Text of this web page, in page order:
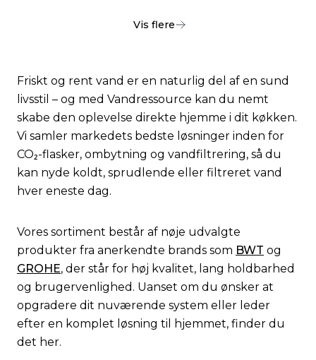
Vis flere
Friskt og rent vand er en naturlig del af en sund
livsstil – og med Vandressource kan du nemt
skabe den oplevelse direkte hjemme i dit køkken.
Vi samler markedets bedste løsninger inden for
CO₂-flasker, ombytning og vandfiltrering, så du
kan nyde koldt, sprudlende eller filtreret vand
hver eneste dag.
Vores sortiment består af nøje udvalgte
produkter fra anerkendte brands som BWT og
GROHE, der står for høj kvalitet, lang holdbarhed
og brugervenlighed. Uanset om du ønsker at
opgradere dit nuværende system eller leder
efter en komplet løsning til hjemmet, finder du
det her.